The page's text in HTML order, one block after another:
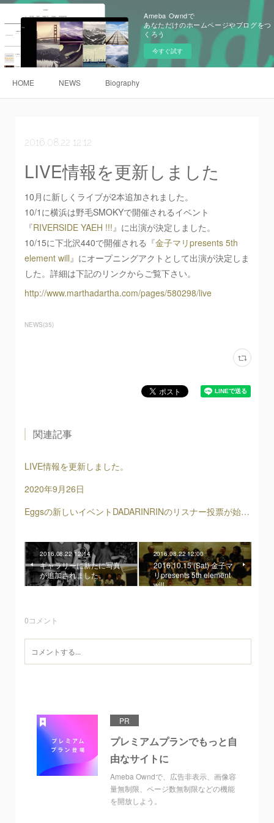
Ameba Owndで
あなただけのホームページやブログをつ
くろう
今すぐ試す
HOME NEWS Biography
2016.08.22 12:12
LIVE情報を更新しました
10月に新しくライブが2本追加されました。
10/1に横浜は野毛SMOKYで開催されるイベント
『RIVERSIDE YAEH !!!』に出演が決定しました。
10/15に下北沢440で開催される『金子マリpresents 5th
element will』にオープニングアクトとして出演が決定しま
した。詳細は下記のリンクからご覧下さい。
http://www.marthadartha.com/pages/580298/live
NEWS(35)
関連記事
LIVE情報を更新しました。
2020年9月26日
Eggsの新しいイベントDADARINRINのリスナー投票が始まりました
2016.08.22 12:14
ギャラリーに新たに写真
が追加されました。
2016.08.22 12:00
2016.10.15 (Sat) 金子マ
リpresents 5th element
will
0コメント
PR
プレミアムプランでもっと自
由なサイトに
Ameba Owndで、広告非表示、画像容
量無制限、ページ数無制限などの機能
を開放しよう。